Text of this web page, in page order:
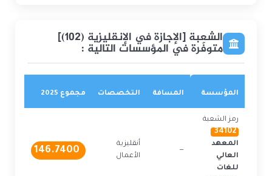
الشعبة [الإجازة في الإنقليزية (102)]
متوفّرة في المؤسسات التالية :
المؤسسة المسافة التخصصات مجموع 2025
رمز الشعبة
34102
المعهد
العالي
للغات
—
أنقليزية
الأعمال
146.7400